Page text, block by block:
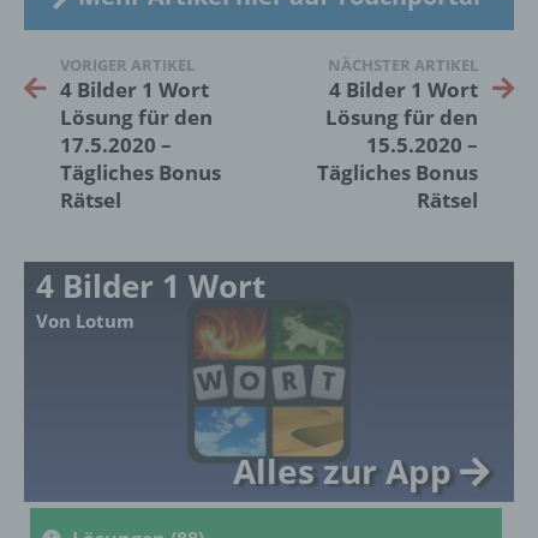
VORIGER ARTIKEL
4 Bilder 1 Wort
Lösung für den
17.5.2020 –
Tägliches Bonus
Rätsel
NÄCHSTER ARTIKEL
4 Bilder 1 Wort
Lösung für den
15.5.2020 –
Tägliches Bonus
Rätsel
4 Bilder 1 Wort
Von Lotum
Alles zur App
Kennung wie einem Namen, zu einer
Kennnummer, zu Standortdaten, zu einer
Online-Kennung oder zu einem oder
mehreren besonderen Merkmalen, die
Ausdruck der physischen, physiologischen,
genetischen, psychischen, wirtschaftlichen,
kulturellen oder sozialen Identität dieser
natürlichen Person sind, identifiziert werden
kann.
b) betroffene Person
Betroffene Person ist jede identifizierte oder
identifizierbare natürliche Person, deren
personenbezogene Daten von dem für die
Verarbeitung Verantwortlichen verarbeitet